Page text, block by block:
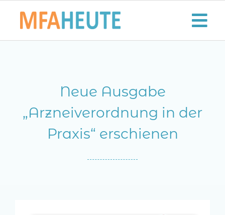
Inhalt
Der MFA-Beruf
Neue Ausgabe
„Arzneiverordnung in der
Praxis“ erschienen